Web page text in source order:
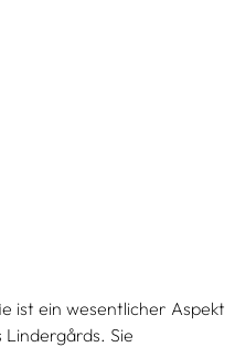
ist ein wesentlicher Aspekt
Lindergårds. Sie